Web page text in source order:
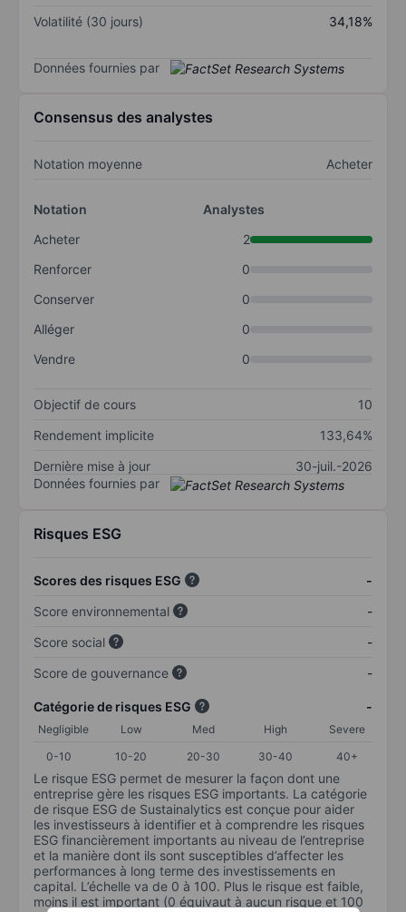
Volatilité (30 jours)
34,18%
Données fournies par
Consensus des analystes
Notation moyenne Acheter
Notation
Analystes
Acheter
2
Renforcer
0
Conserver
0
Alléger
0
Vendre
0
Objectif de cours
10
Rendement implicite
133,64%
Dernière mise à jour
30-juil.-2026
Données fournies par
Risques ESG
Scores des risques ESG
-
Score environnemental
-
Score social
-
Score de gouvernance
-
Catégorie de risques ESG -
Negligible Low Med High
Severe
0-10
10-20 20-30 30-40 40+
Le risque ESG permet de mesurer la façon dont une
entreprise gère les risques ESG importants. La catégorie
de risque ESG de Sustainalytics est conçue pour aider
les investisseurs à identifier et à comprendre les risques
ESG financièrement importants au niveau de l’entreprise
et la manière dont ils sont susceptibles d’affecter les
performances à long terme des investissements en
capital. L’échelle va de 0 à 100. Plus le risque est faible,
moins il est important (0 équivaut à aucun risque et 100